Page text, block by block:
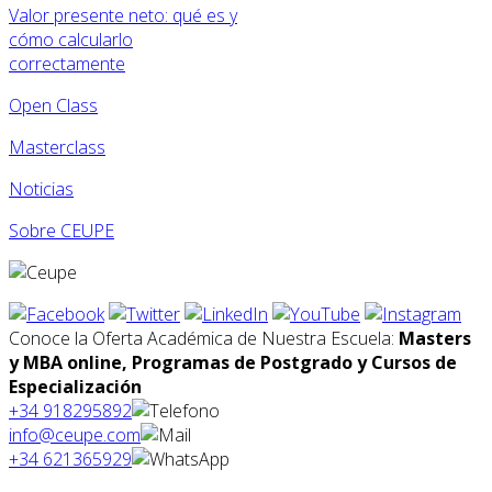
Valor presente neto: qué es y
cómo calcularlo
correctamente
Open Class
Masterclass
Noticias
Sobre CEUPE
Conoce la Oferta Académica de Nuestra Escuela: Masters
y MBA online, Programas de Postgrado y Cursos de
Especialización
+34 918295892
info@ceupe.com
+34 621365929